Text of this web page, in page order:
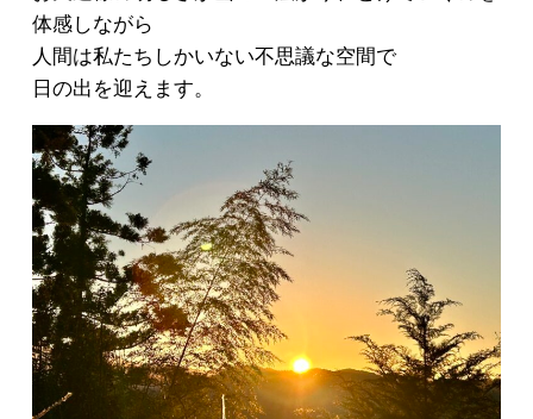
体感しながら
人間は私たちしかいない不思議な空間で
日の出を迎えます。